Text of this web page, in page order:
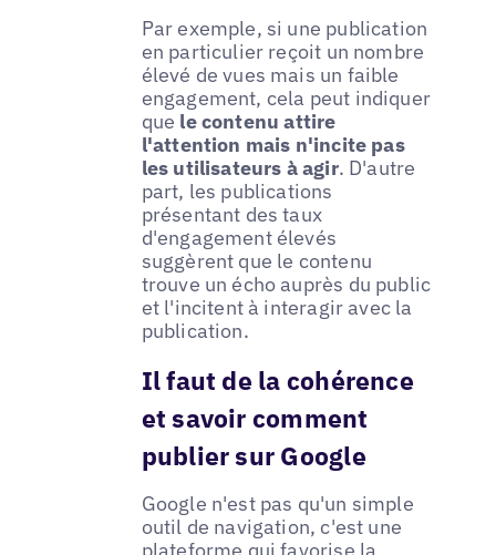
Par exemple, si une publication
en particulier reçoit un nombre
élevé de vues mais un faible
engagement, cela peut indiquer
que le contenu attire
l'attention mais n'incite pas
les utilisateurs à agir. D'autre
part, les publications
présentant des taux
d'engagement élevés
suggèrent que le contenu
trouve un écho auprès du public
et l'incitent à interagir avec la
publication.
Il faut de la cohérence
et savoir comment
publier sur Google
Google n'est pas qu'un simple
outil de navigation, c'est une